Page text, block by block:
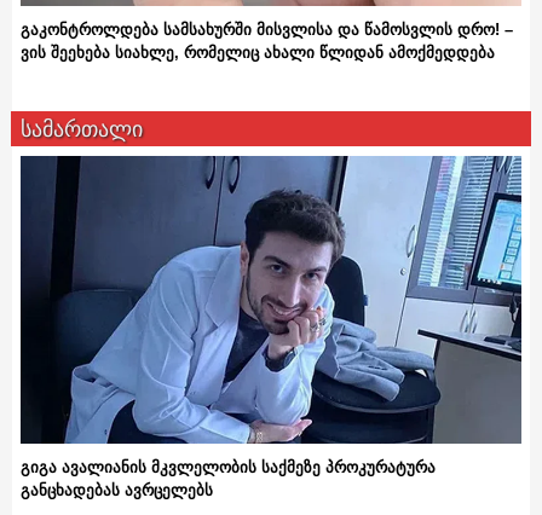
გაკონტროლდება სამსახურში მისვლისა და წამოსვლის დრო! –
ვის შეეხება სიახლე, რომელიც ახალი წლიდან ამოქმედდება
სამართალი
გიგა ავალიანის მკვლელობის საქმეზე პროკურატურა
განცხადებას ავრცელებს